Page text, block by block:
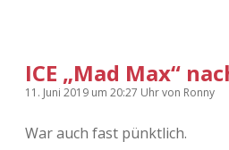
ICE „Mad Max“
11. Juni 2019 um 20:27 Uhrvon Ronny
War auch fast pünktlich.